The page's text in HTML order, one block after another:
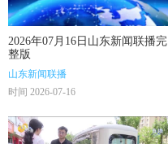
2026年07月16日山东新闻联播完
整版
山东新闻联播
时间 2026-07-16